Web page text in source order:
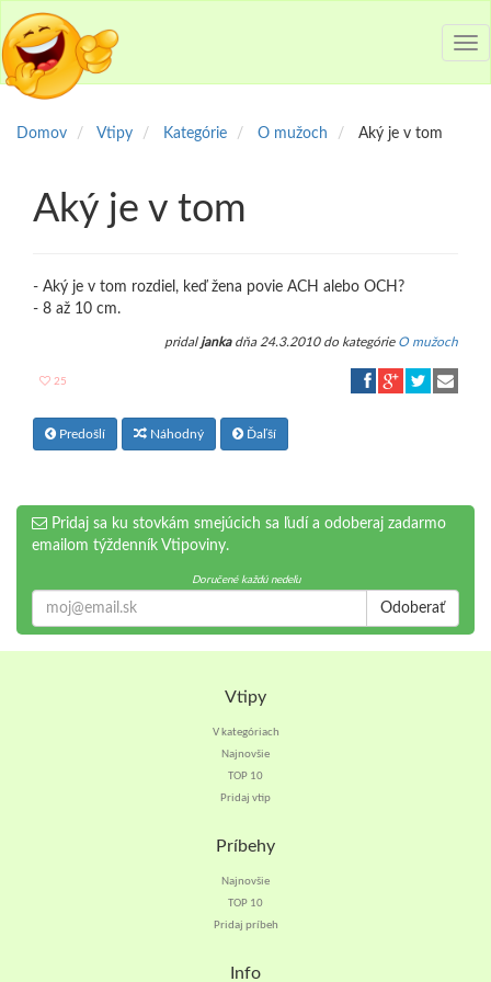
Domov Vtipy Kategórie O mužoch Aký je v tom
Aký je v tom
- Aký je v tom rozdiel, keď žena povie ACH alebo OCH?
- 8 až 10 cm.
pridal jankadňa 24.3.2010 do kategórie O mužoch
25
Predošlí Náhodný Ďaľší
Pridaj sa ku stovkám smejúcich sa ľudí a odoberaj zadarmo
emailom týždenník Vtipoviny.
Doručené každú nedeľu
Odoberať
Vtipy
V kategóriach
Najnovšie
TOP 10
Pridaj vtip
Príbehy
Najnovšie
TOP 10
Pridaj príbeh
Info